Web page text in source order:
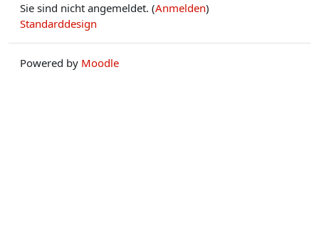
Sie sind nicht angemeldet. (Anmelden)
Standarddesign
Powered by Moodle